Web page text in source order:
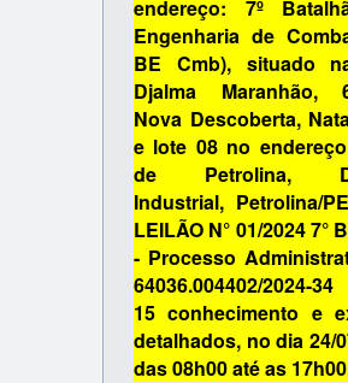
endereço: 7º
Engenharia de
BE Cmb), situado
Djalma Maranhão,
Nova Descoberta,
e lote 08 no
de Petrolina,
Industrial, Petrolina/PE
LEILÃO N° 01/2024 7°
- Processo
64036.004402/
15conhecimento e
detalhados, no dia 24/
das 08h00 até as